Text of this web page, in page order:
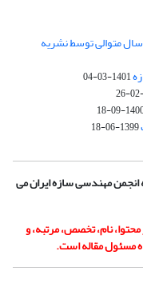
متوالی توسط نشریه
1401-03-04
1400-
1399-06-18
انجمن مهندسی سازه ایران می
نام، تخصص، مرتبه، و
مسئول مقاله است.